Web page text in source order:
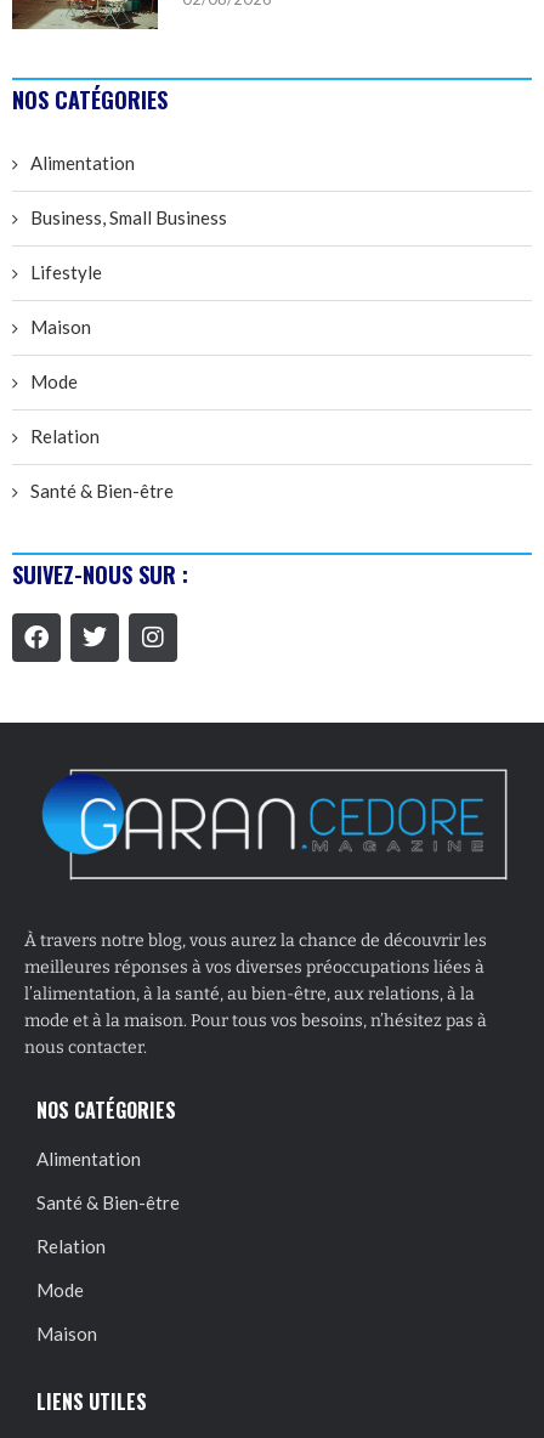
NOS CATÉGORIES
Alimentation
Business, Small Business
Lifestyle
Maison
Mode
Relation
Santé & Bien-être
SUIVEZ-NOUS SUR :
À travers notre blog, vous aurez la chance de découvrir les
meilleures réponses à vos diverses préoccupations liées à
l’alimentation, à la santé, au bien-être, aux relations, à la
mode et à la maison. Pour tous vos besoins, n’hésitez pas à
nous contacter.
NOS CATÉGORIES
Alimentation
Santé & Bien-être
Relation
Mode
Maison
LIENS UTILES